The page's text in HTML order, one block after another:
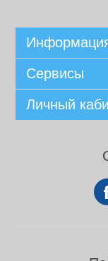
Сервисы
Личный